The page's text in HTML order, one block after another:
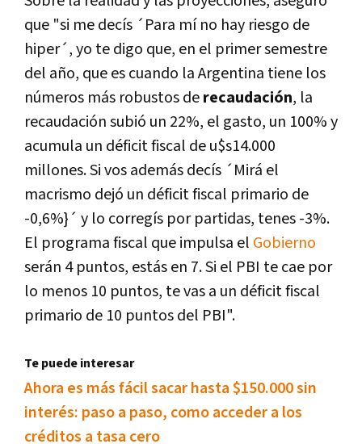
que "si me decís ´Para mí no hay riesgo de
hiper´, yo te digo que, en el primer semestre
del año, que es cuando la Argentina tiene los
números más robustos derecaudación, la
recaudación subió un 22%, el gasto, un 100% y
acumula un déficit fiscal de u$s14.000
millones. Si vos además decís ´Mirá el
macrismo dejó un déficit fiscal primario de
-0,6%}´ y lo corregís por partidas, tenes -3%.
El programa fiscal que impulsa el Gobierno
serán 4 puntos, estás en 7. Si el PBI te cae por
lo menos 10 puntos, te vas a un déficit fiscal
primario de 10 puntos del PBI".
Te puede interesar
Ahora es más fácil sacar hasta $150.000 sin
interés: paso a paso, como acceder a los
créditos a tasa cero